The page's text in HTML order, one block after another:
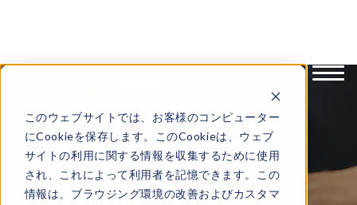
このウェブサイトでは、お客様のコンピューター
にCookieを保存します。このCookieは、ウェブ
サイトの利用に関する情報を収集するために使用
され、これによって利用者を記憶できます。この
情報は、ブラウジング環境の改善およびカスタマ
お知らせ